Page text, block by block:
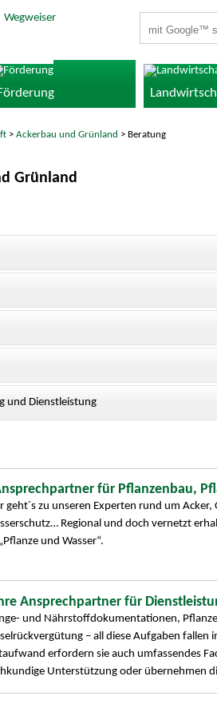
Wegweiser
>Ackerbau und Grünland > Beratung
Grünland
und Dienstleistung
für Pflanzenbau,
geht´s zu unseren Experten rund um
Regional und doch vernetzt
und Wasser“.
Ihre Ansprechpartner für
und Nährstoffdokumentationen,
– all diese Aufgaben fallen
erfordern sie auch umfassendes
Unterstützung oder übernehmen